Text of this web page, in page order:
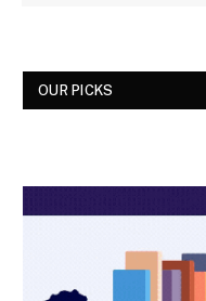
OUR PICKS